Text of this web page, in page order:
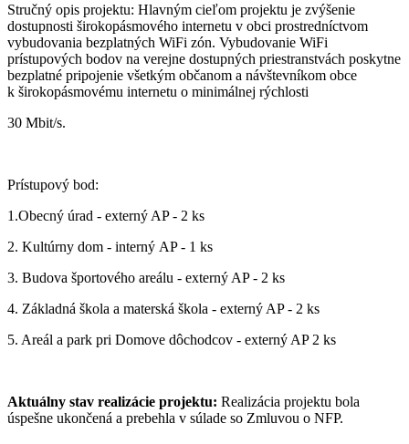
Stručný opis projektu: Hlavným cieľom projektu je zvýšenie
dostupnosti širokopásmového internetu v obci prostredníctvom
vybudovania bezplatných WiFi zón. Vybudovanie WiFi
prístupových bodov na verejne dostupných priestranstvách poskytne
bezplatné pripojenie všetkým občanom a návštevníkom obce
k širokopásmovému internetu o minimálnej rýchlosti
30 Mbit/s.
Prístupový bod:
1.Obecný úrad - externý AP - 2 ks
2. Kultúrny dom - interný AP - 1 ks
3. Budova športového areálu - externý AP - 2 ks
4. Základná škola a materská škola - externý AP - 2 ks
5. Areál a park pri Domove dôchodcov - externý AP 2 ks
Aktuálny stav realizácie projektu: Realizácia projektu bola
úspešne ukončená a prebehla v súlade so Zmluvou o NFP.